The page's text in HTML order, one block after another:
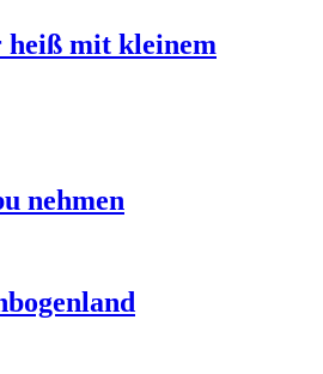
mit kleinem
nehmen